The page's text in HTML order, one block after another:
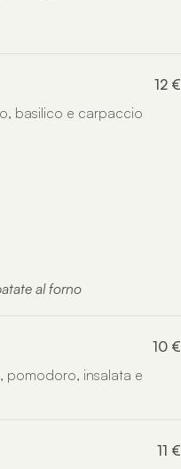
basilico e carpaccio
12 €
al forno
pomodoro, insalata e
10 €
11 €